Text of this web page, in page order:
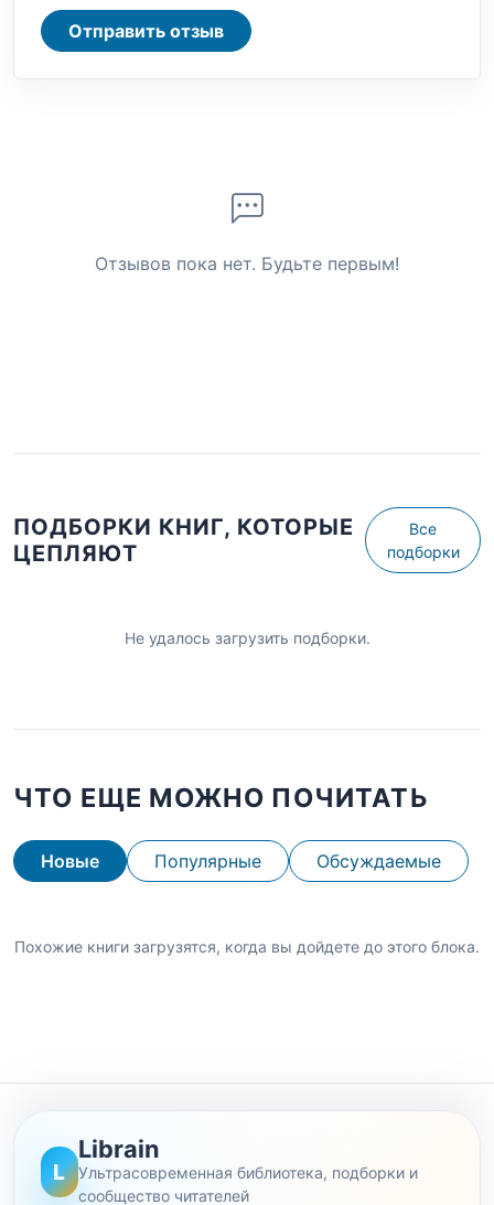
Отправить отзыв
Отзывов пока нет. Будьте первым!
ПОДБОРКИ КНИГ, КОТОРЫЕ
ЦЕПЛЯЮТ
Все
подборки
Не удалось загрузить подборки.
ЧТО ЕЩЕ МОЖНО ПОЧИТАТЬ
Новые Популярные Обсуждаемые
Похожие книги загрузятся, когда вы дойдете до этого блока.
L
Librain
Ультрасовременная библиотека, подборки и
сообщество читателей